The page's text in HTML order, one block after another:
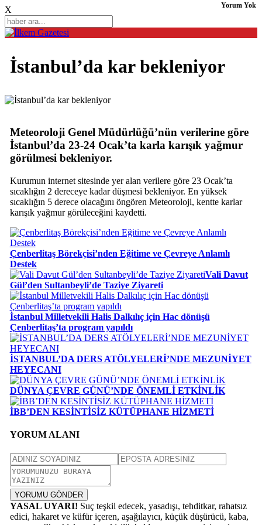
X
İstanbul’da kar bekleniyor
Meteoroloji Genel Müdürlüğü’nün verilerine göre
İstanbul’da 23-24 Ocak’ta karla karışık yağmur
görülmesi bekleniyor.
Kurumun internet sitesinde yer alan verilere göre 23 Ocak’ta
sıcaklığın 2 dereceye kadar düşmesi bekleniyor. En yüksek
sıcaklığın 5 derece olacağını öngören Meteoroloji, kentte karlar
karışık yağmur görüleceğini kaydetti.
Çenberlitaş Börekçisi’nden Eğitime ve Çevreye Anlamlı
Destek
Vali Davut
Gül’den Sultanbeyli’de Taziye Ziyareti
İstanbul Milletvekili Halis Dalkılıç için Hac dönüşü
Çenberlitaş’ta program yapıldı
İSTANBUL’DA DERS ATÖLYELERİ’NDE MEZUNİYET
HEYECANI
DÜNYA ÇEVRE GÜNÜ’NDE ÖNEMLİ ETKİNLİK
İBB’DEN KESİNTİSİZ KÜTÜPHANE HİZMETİ
YORUM ALANI
Yorum Yok
YORUMU GÖNDER
YASAL UYARI! Suç teşkil edecek, yasadışı, tehditkar, rahatsız
edici, hakaret ve küfür içeren, aşağılayıcı, küçük düşürücü, kaba,